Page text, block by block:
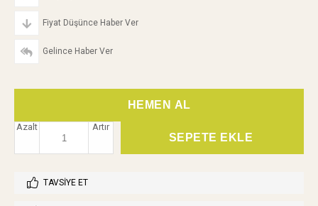
Fiyat Düşünce Haber Ver
Gelince Haber Ver
Artır
Azalt
TAVSIYE ET